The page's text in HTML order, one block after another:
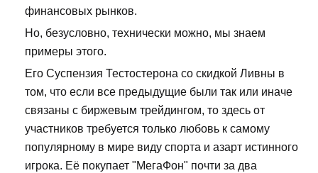
финансовых рынков.
Но, безусловно, технически можно, мы знаем
примеры этого.
Его Суспензия Тестостерона со скидкой Ливны в
том, что если все предыдущие были так или иначе
связаны с биржевым трейдингом, то здесь от
участников требуется только любовь к самому
популярному в мире виду спорта и азарт истинного
игрока. Её покупает "МегаФон" почти за два